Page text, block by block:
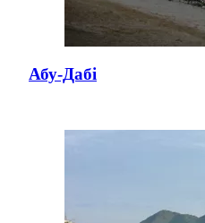
Абу-Дабі